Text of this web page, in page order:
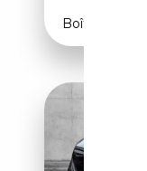
Boîte